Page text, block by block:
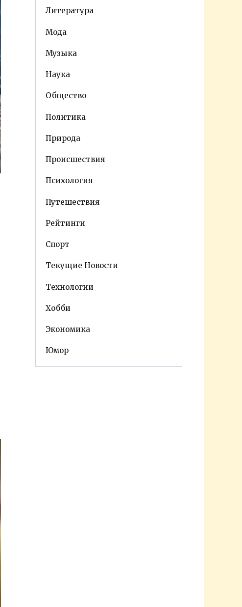
Литература
Мода
Музыка
Наука
Общество
Политика
Природа
Происшествия
Психология
Путешествия
Рейтинги
Спорт
Текущие Новости
Технологии
Хобби
Экономика
Юмор